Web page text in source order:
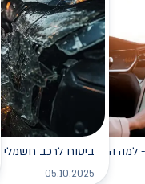
לקריאה
הוא כל כך פופולרי?
ביטוח לרכב חשמלי
05.10.2025